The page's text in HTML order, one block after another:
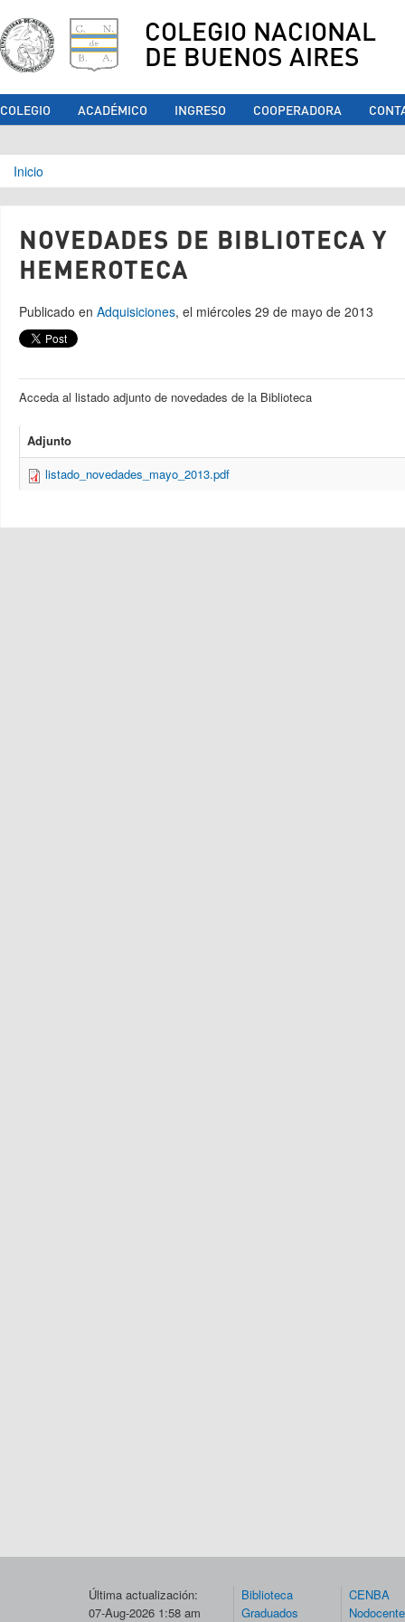
COLEGIO NACIONAL
DE BUENOS AIRES
COLEGIO ACADÉMICO INGRESO COOPERADORA
Se encuentra usted aquí
Inicio
NOVEDADES DE BIBLIOTECA Y
HEMEROTECA
Publicado en Adquisiciones, el miércoles 29 de mayo de 2013
Acceda al listado adjunto de novedades de la Biblioteca
Adjunto
listado_novedades_mayo_2013.pdf
Última actualización:
07-Aug-2026 1:58 am
Biblioteca
Graduados
CENBA